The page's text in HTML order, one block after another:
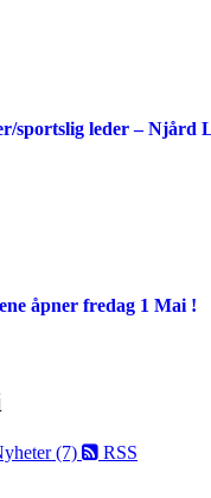
sportslig leder – Njård
åpner fredag 1 Mai !
(7) RSS